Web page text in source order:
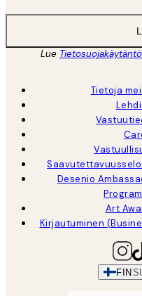
Lue Tietosuojakäytäntö
Tietoja
Desenio
Art
Kirjautuminen
FIN